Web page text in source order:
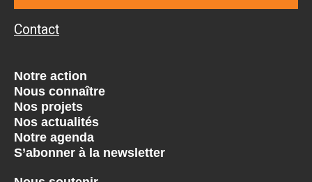
Contact
Notre action
Nous connaître
Nos projets
Nos actualités
Notre agenda
S’abonner à la newsletter